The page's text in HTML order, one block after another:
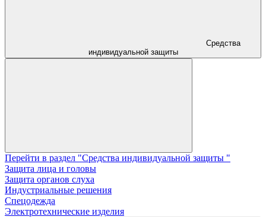
Средства
индивидуальной защиты
Перейти в раздел "Средства индивидуальной защиты "
Защита лица и головы
Защита органов слуха
Индустриальные решения
Спецодежда
Электротехнические изделия